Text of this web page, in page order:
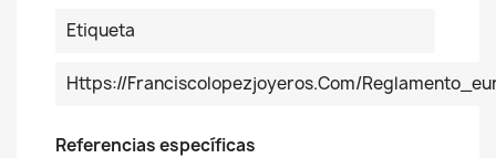
Etiqueta
Https://franciscolopezjoyeros.com/
Referencias específicas